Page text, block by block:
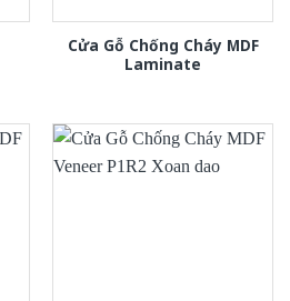
Cửa Gỗ Chống Cháy MDF
Laminate